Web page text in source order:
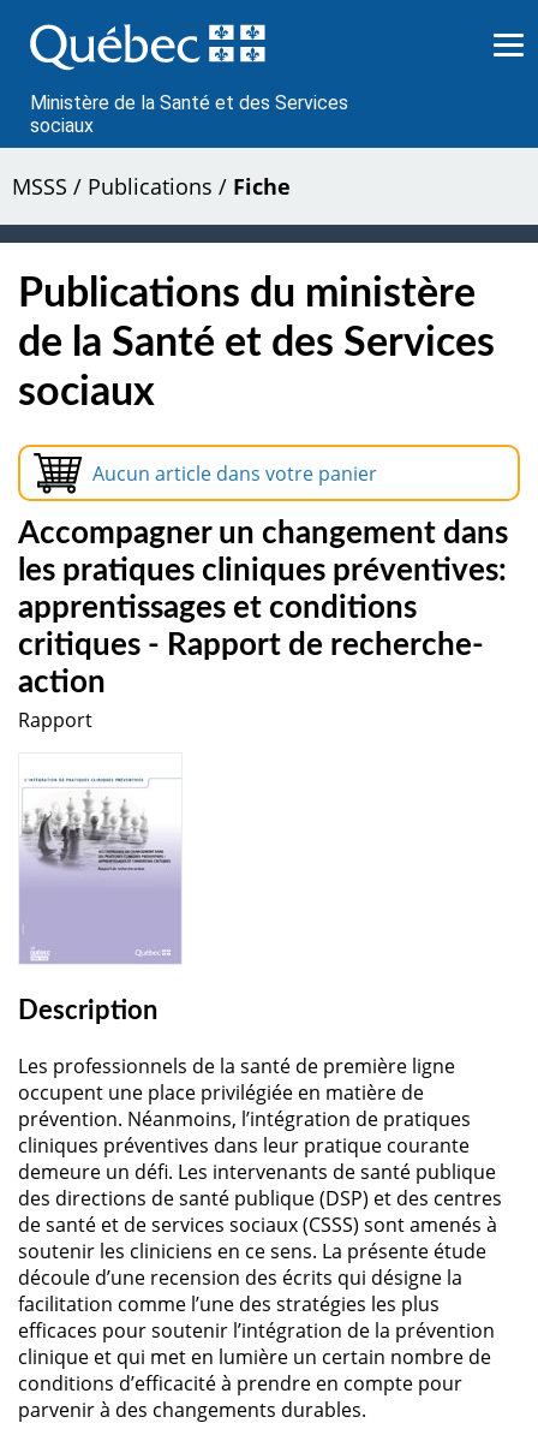
au
contenu
Ministère de la Santé et des Services
sociaux
MSSS / Publications / Fiche
Publications du ministère
de la Santé et des Services
sociaux
Aucun article dans votre panier
Accompagner un changement dans
les pratiques cliniques préventives:
apprentissages et conditions
critiques - Rapport de recherche-
action
Rapport
Description
Les professionnels de la santé de première ligne
occupent une place privilégiée en matière de
prévention. Néanmoins, l’intégration de pratiques
cliniques préventives dans leur pratique courante
demeure un défi. Les intervenants de santé publique
des directions de santé publique (DSP) et des centres
de santé et de services sociaux (CSSS) sont amenés à
soutenir les cliniciens en ce sens. La présente étude
découle d’une recension des écrits qui désigne la
facilitation comme l’une des stratégies les plus
efficaces pour soutenir l’intégration de la prévention
clinique et qui met en lumière un certain nombre de
conditions d’efficacité à prendre en compte pour
parvenir à des changements durables.